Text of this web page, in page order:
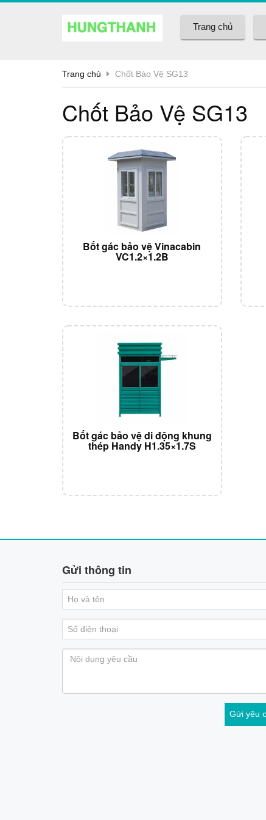
Trang chủ
Trang chủ Chốt Bảo Vệ SG13
Chốt Bảo Vệ SG13
Bốt gác bảo vệ Vinacabin
VC1.2×1.2B
Bốt gác bảo vệ di động khung
thép Handy H1.35×1.7S
Gửi thông tin